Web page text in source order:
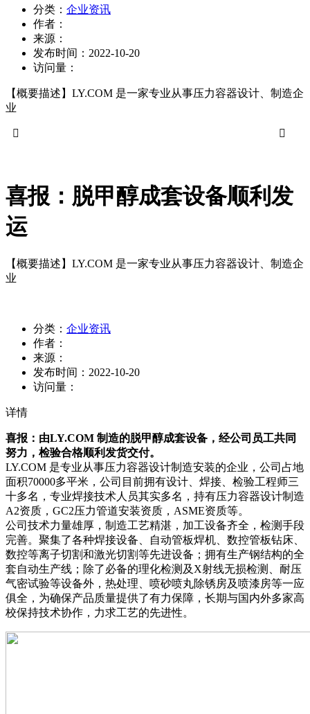
分类： 企业资讯
作者：
来源：
发布时间： 2022-10-20
访问量：
【概要描述】 LY.COM 是一家专业从事压力容器设计、制造企
业


喜报：脱甲醇成套设备顺利发
运
【概要描述】 LY.COM 是一家专业从事压力容器设计、制造企
业
分类： 企业资讯
作者：
来源：
发布时间： 2022-10-20
访问量：
详情
喜报：由LY.COM 制造的脱甲醇成套设备，经公司员工共同
努力，检验合格顺利发货交付。
LY.COM 是专业从事压力容器设计制造安装的企业，公司占地
面积70000多平米，公司目前拥有设计、焊接、检验工程师三
十多名，专业焊接技术人员其实多名，持有压力容器设计制造
A2资质，GC2压力管道安装资质，ASME资质等。
公司技术力量雄厚，制造工艺精湛，加工设备齐全，检测手段
完善。聚集了各种焊接设备、自动管板焊机、数控管板钻床、
数控等离子切割和激光切割等先进设备；拥有生产钢结构的全
套自动生产线；除了必备的理化检测及X射线无损检测、耐压
气密试验等设备外，热处理、喷砂喷丸除锈房及喷漆房等一应
俱全，为确保产品质量提供了有力保障，长期与国内外多家高
校保持技术协作，力求工艺的先进性。